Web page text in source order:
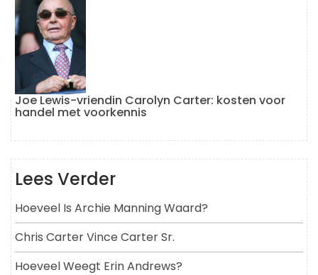
Joe Lewis-vriendin Carolyn Carter: kosten voor
handel met voorkennis
Lees Verder
Hoeveel Is Archie Manning Waard?
Chris Carter Vince Carter Sr.
Hoeveel Weegt Erin Andrews?